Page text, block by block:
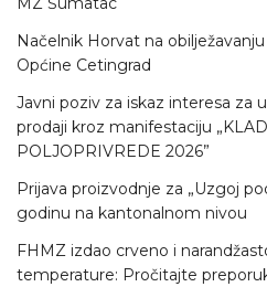
Načelnik Horvat na
Općine Cetingrad
Javni poziv za iskaz interesa za
prodaji kroz manifestaciju
POLJOPRIVREDE 2026”
Prijava proizvodnje za „Uzgoj
godinu na kantonalnom nivou
FHMZ izdao crveno i
temperature: Pročitajte